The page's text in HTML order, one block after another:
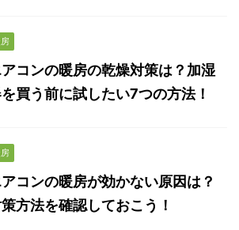
コンの暖房の乾燥対策は？加湿
買う前に試したい7つの方法！
コンの暖房が効かない原因は？
方法を確認しておこう！